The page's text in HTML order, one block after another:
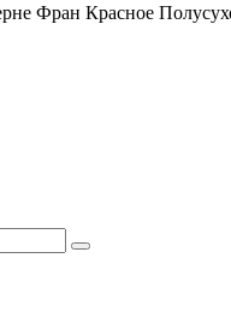
Фран Красное